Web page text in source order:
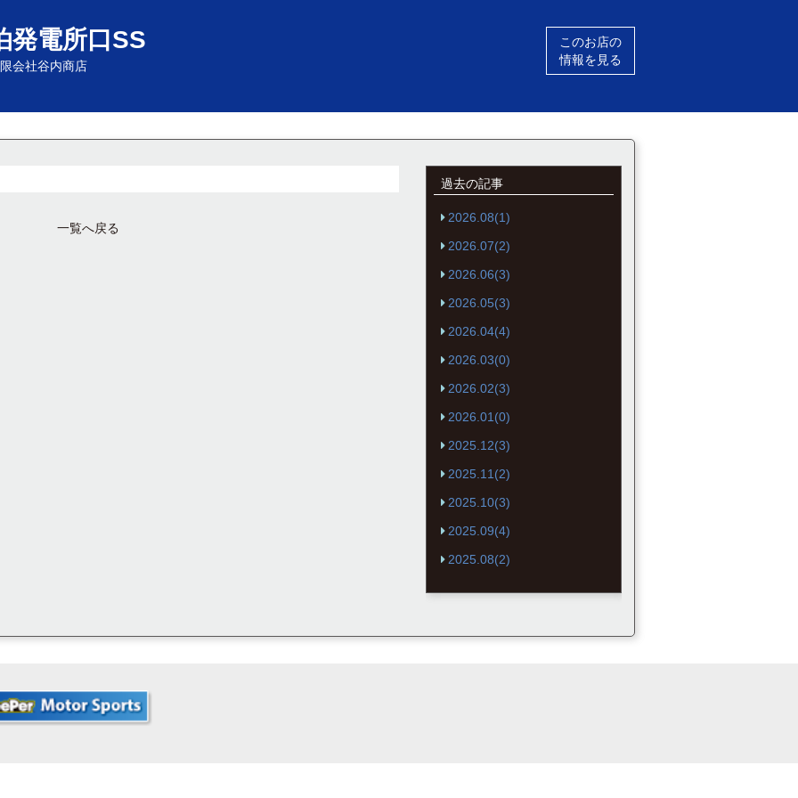
発電所口SS
会社谷内商店
このお店の
情報を見る
一覧へ戻る
過去の記事
2026.08(1)
2026.07(2)
2026.06(3)
2026.05(3)
2026.04(4)
2026.03(0)
2026.02(3)
2026.01(0)
2025.12(3)
2025.11(2)
2025.10(3)
2025.09(4)
2025.08(2)